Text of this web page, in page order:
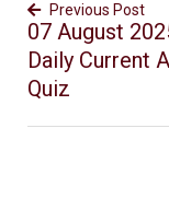
Previous Post
07 August
Daily Current
Quiz